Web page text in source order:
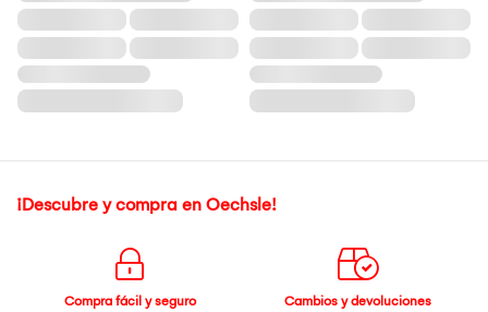
¡Descubre y compra en Oechsle!
Compra fácil y seguro
Cambios y devoluciones